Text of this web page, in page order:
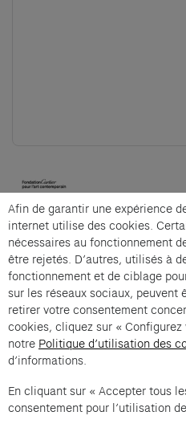
Cartier et Compagnie
La visite architecturale is
Compagnie .
Imprint of the organizer(opens
Data
General terms and conditions of
Afin de garantir une expérience
internet utilise des cookies.
nécessaires au fonctionnement
être rejetés. D’autres, utilisés à
fonctionnement et de ciblage
sur les réseaux sociaux, peuvent
retirer votre consentement
cookies, cliquez sur «
notre Politique d’utilisation des
d’informations.
En cliquant sur « Accepter tous
consentement pour l’utilisation